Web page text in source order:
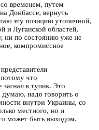
временем, путем
Донбассе, вернуть
эту позицию утопичной,
и Луганской областей,
ни по состоянию уже не
компромиссное
что
загнал в тупик. Это
надо говорить о
внутри Украины, со
местного, но и
может быть выходом.